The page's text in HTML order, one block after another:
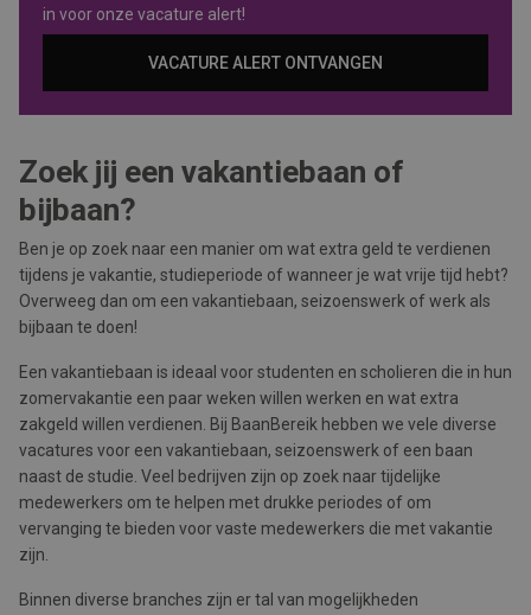
in voor onze vacature alert!
VACATURE ALERT ONTVANGEN
Zoek jij een vakantiebaan of
bijbaan?
Ben je op zoek naar een manier om wat extra geld te verdienen
tijdens je vakantie, studieperiode of wanneer je wat vrije tijd hebt?
Overweeg dan om een vakantiebaan, seizoenswerk of werk als
bijbaan te doen!
Een vakantiebaan is ideaal voor studenten en scholieren die in hun
zomervakantie een paar weken willen werken en wat extra
zakgeld willen verdienen. Bij BaanBereik hebben we vele diverse
vacatures voor een vakantiebaan, seizoenswerk of een baan
naast de studie. Veel bedrijven zijn op zoek naar tijdelijke
medewerkers om te helpen met drukke periodes of om
vervanging te bieden voor vaste medewerkers die met vakantie
zijn.
Binnen diverse branches zijn er tal van mogelijkheden